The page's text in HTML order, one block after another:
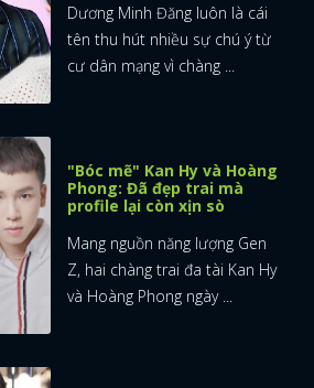
Dương Minh Đăng luôn là cái
tên thu hút nhiều sự chú ý từ
cư dân mạng vì chàng ...
"Bóc mẽ" Kan Hy và Hoàng
Phong: Đã đẹp trai mà
profile lại còn xịn sò
Mang nguồn năng lượng Gen
Z, hai chàng trai đa tài Kan Hy
và Hoàng Phong ngày ...